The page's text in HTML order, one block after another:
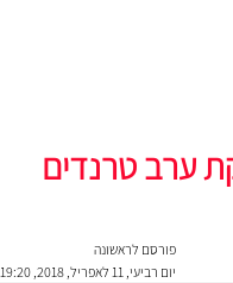
ערב טרנדים
פורסם לראשונה
יום רביעי, 11 לאפריל, 2018, 19:20